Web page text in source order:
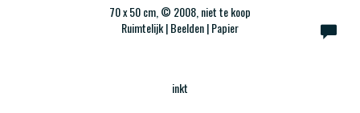
70 x 50 cm, © 2008, niet te koop
Ruimtelijk | Beelden | Papier
inkt